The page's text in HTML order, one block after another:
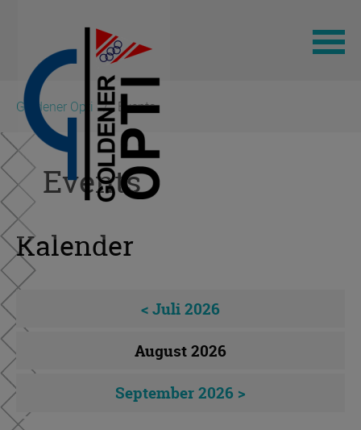
Navigation
überspringen
Goldener Opti Events
Events
Kalender
< Juli 2026
August 2026
September 2026 >